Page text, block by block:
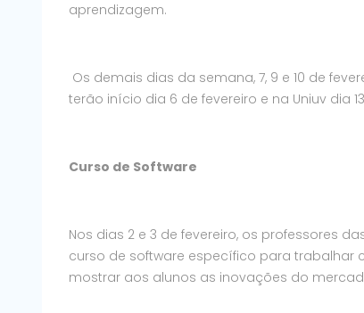
aprendizagem.
Os demais dias da semana, 7, 9 e 10 de
terão início dia 6 de fevereiro e na Uniuv dia
Curso de Software
Nos dias 2 e 3 de fevereiro, os professores
curso de software específico para trabalhar
mostrar aos alunos as inovações do